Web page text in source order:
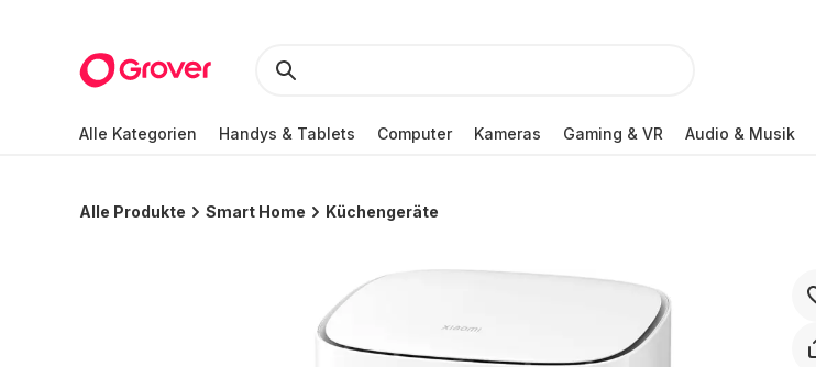
Alle Kategorien Handys & Tablets Computer Kameras Gaming & VR Audio & Musik
Alle Produkte Smart Home Küchengeräte